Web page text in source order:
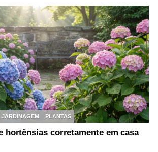
JARDINAGEM PLANTAS
hortênsias corretamente em casa